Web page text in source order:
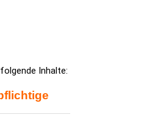
Inhalte: